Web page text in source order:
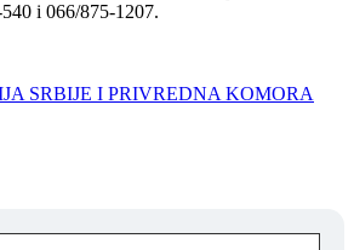
i 066/875-1207.
SRBIJE I PRIVREDNA KOMORA